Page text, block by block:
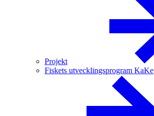
Projekt
Fiskets utvecklingsprogram KaKe